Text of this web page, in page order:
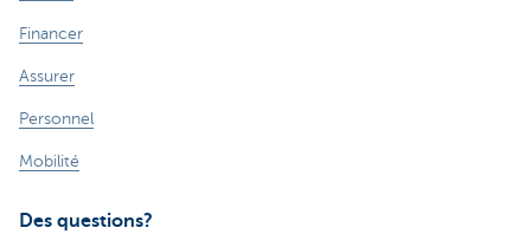
Financer
Assurer
Personnel
Mobilité
Des questions?